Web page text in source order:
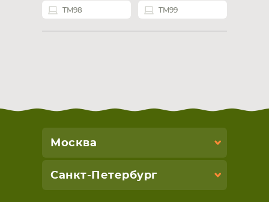
TM98 TM99
Москва
Санкт-Петербург